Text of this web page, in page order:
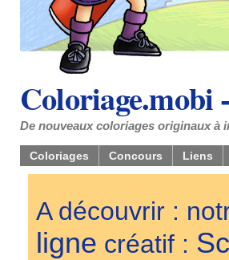
Coloriage.mobi
De nouveaux coloriages originaux à
Coloriages Concours Liens
A découvrir :
ligne créatif :